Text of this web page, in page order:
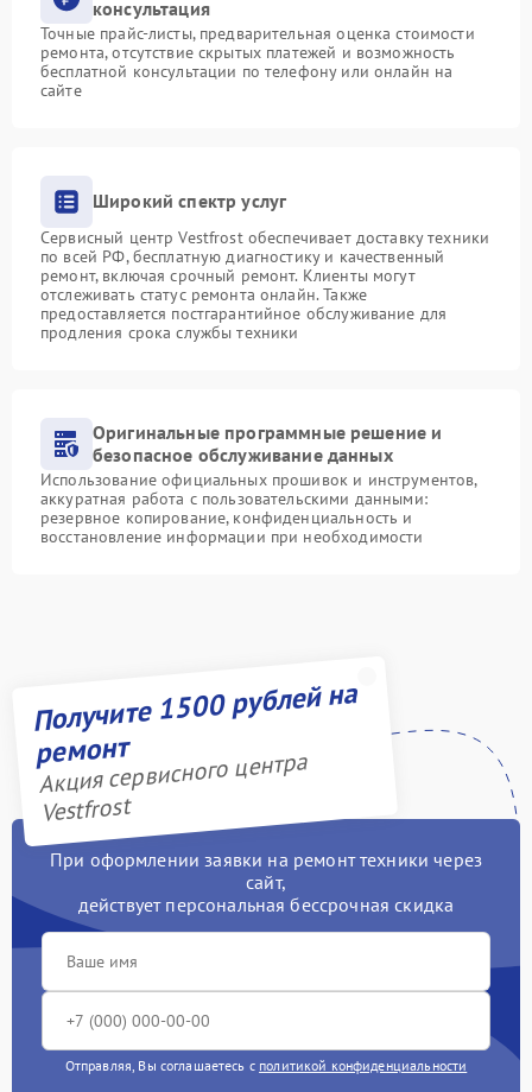
консультация
Точные прайс-листы, предварительная оценка стоимости
ремонта, отсутствие скрытых платежей и возможность
бесплатной консультации по телефону или онлайн на
сайте
Широкий спектр услуг
Сервисный центр Vestfrost обеспечивает доставку техники
по всей РФ, бесплатную диагностику и качественный
ремонт, включая срочный ремонт. Клиенты могут
отслеживать статус ремонта онлайн. Также
предоставляется постгарантийное обслуживание для
продления срока службы техники
Оригинальные программные решение и
безопасное обслуживание данных
Использование официальных прошивок и инструментов,
аккуратная работа с пользовательскими данными:
резервное копирование, конфиденциальность и
восстановление информации при необходимости
Получите 1500 рублей на
ремонт
Акция сервисного центра
Vestfrost
При оформлении заявки на ремонт техники через
сайт,
действует персональная бессрочная скидка
Отправляя, Вы соглашаетесь с политикой конфиденциальности